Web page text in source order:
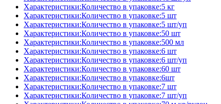
Характеристики:Количество в упаковке:5 кг
Характеристики:Количество в упаковке:5 шт
Характеристики:Количество в упаковке:5 шт/уп
Характеристики:Количество в упаковке:50 шт
Характеристики:Количество в упаковке:500 мл
Характеристики:Количество в упаковке:6 шт
Характеристики:Количество в упаковке:6 шт/уп
Характеристики:Количество в упаковке:60 шт
Характеристики:Количество в упаковке:6шт
Характеристики:Количество в упаковке:7 шт
Характеристики:Количество в упаковке:7 шт/уп